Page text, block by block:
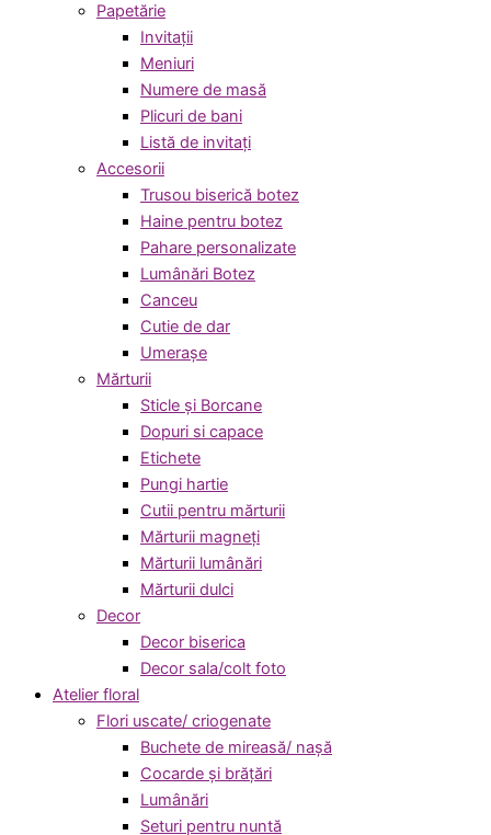
Papetărie
Invitații
Meniuri
Numere de masă
Plicuri de bani
Listă de invitați
Accesorii
Trusou biserică botez
Haine pentru botez
Pahare personalizate
Lumânări Botez
Canceu
Cutie de dar
Umerașe
Mărturii
Sticle și Borcane
Dopuri si capace
Etichete
Pungi hartie
Cutii pentru mărturii
Mărturii magneți
Mărturii lumânări
Mărturii dulci
Decor
Decor biserica
Decor sala/colt foto
Atelier floral
Flori uscate/ criogenate
Buchete de mireasă/ nașă
Cocarde și brățări
Lumânări
Seturi pentru nuntă